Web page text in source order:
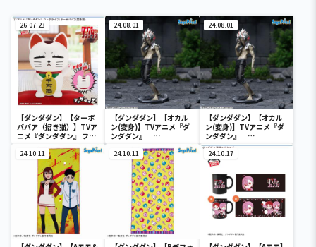
26.07.23
【ダンダダン】【ターボ
ババア（招き猫）】TVア
ニメ『ダンダダン』 フィ
グライフ! ターボババア
(招き猫)
24.08.01
【ダンダダン】【オカル
ン(変身)】TVアニメ『ダ
ンダダン』
Luminasta “オカルン
（変身）”Vol.2 Ver.1.5
24.08.01
【ダンダダン】【オカル
ン(変身)】TVアニメ『ダ
ンダダン』
Luminasta “オカルン
（変身）”Vol.2 Ver.1.5
24.10.11 24.10.11 24.10.17